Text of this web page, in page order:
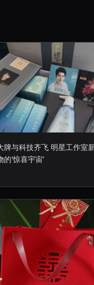
牌与科技齐飞 明星工作室
的‘惊喜宇宙’